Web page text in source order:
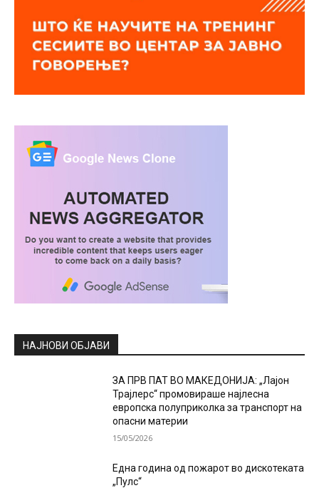
НАЈНОВИ ОБЈАВИ
ЗА ПРВ ПАТ ВО МАКЕДОНИЈА: „Лајон
Трајлерс“ промовираше најлесна
европска полуприколка за транспорт на
опасни материи
15/05/2026
Една година од пожарот во дискотеката
„Пулс“